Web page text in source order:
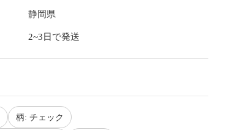
静岡県
2~3日で発送
柄: チェック